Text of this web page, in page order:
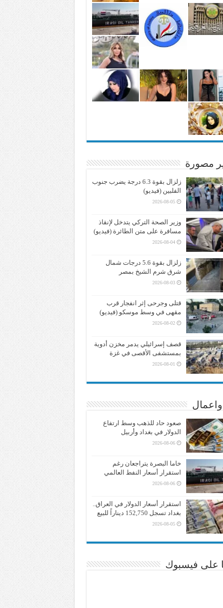
مصورة
زلزال بقوة 6.3 درجة يضرب جنوب
الفلبين (فيديو)
2026-08-05
وزير الصحة التركي يتدخل لإنقاذ
مسافرة على متن الطائرة (فيديو)
2026-08-04
زلزال بقوة 5.6 درجات شمال
شرق شرم الشيخ بمصر
2026-08-03
قتلى وجرحى إثر انفجار قرب
مقهى في وسط موسكو (فيديو)
2026-08-02
قصف إسرائيلي يدمر مخزن أدوية
بمستشفى الأقصى في غزة
2026-08-01
صعود حاد للذهب وسط ارتفاع
الدولار في بغداد وأربيل
2026-08-06
خاما البصرة يتراجعان رغم
استقرار أسعار النفط العالمي
2026-08-06
استقرار أسعار الدولار في العراق..
بغداد تسجل 152,750 ديناراً للبيع
2026-08-05
على فيسبوك